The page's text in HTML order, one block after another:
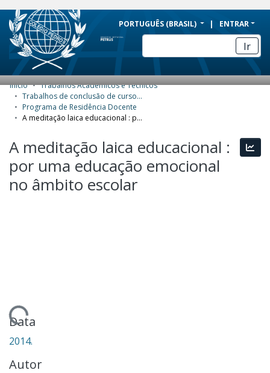
BRAZIL
Simplifique!
Comunica BR
Participe
Acesso à informação
Legislação
PORTUGUÊS (BRASIL) ENTRAR
Ir
COMUNIDADES E COLEÇÕES
NAVEGAR
ESTATÍSTICAS
SOBRE
Início
Trabalhos Acadêmicos e Técnicos
Trabalhos de conclusão de curso de Especialização
Programa de Residência Docente
A meditação laica educacional : por uma educação emocional no âmbito escolar
A meditação laica educacional :
por uma educação emocional
no âmbito escolar
Data
2014.
Autor